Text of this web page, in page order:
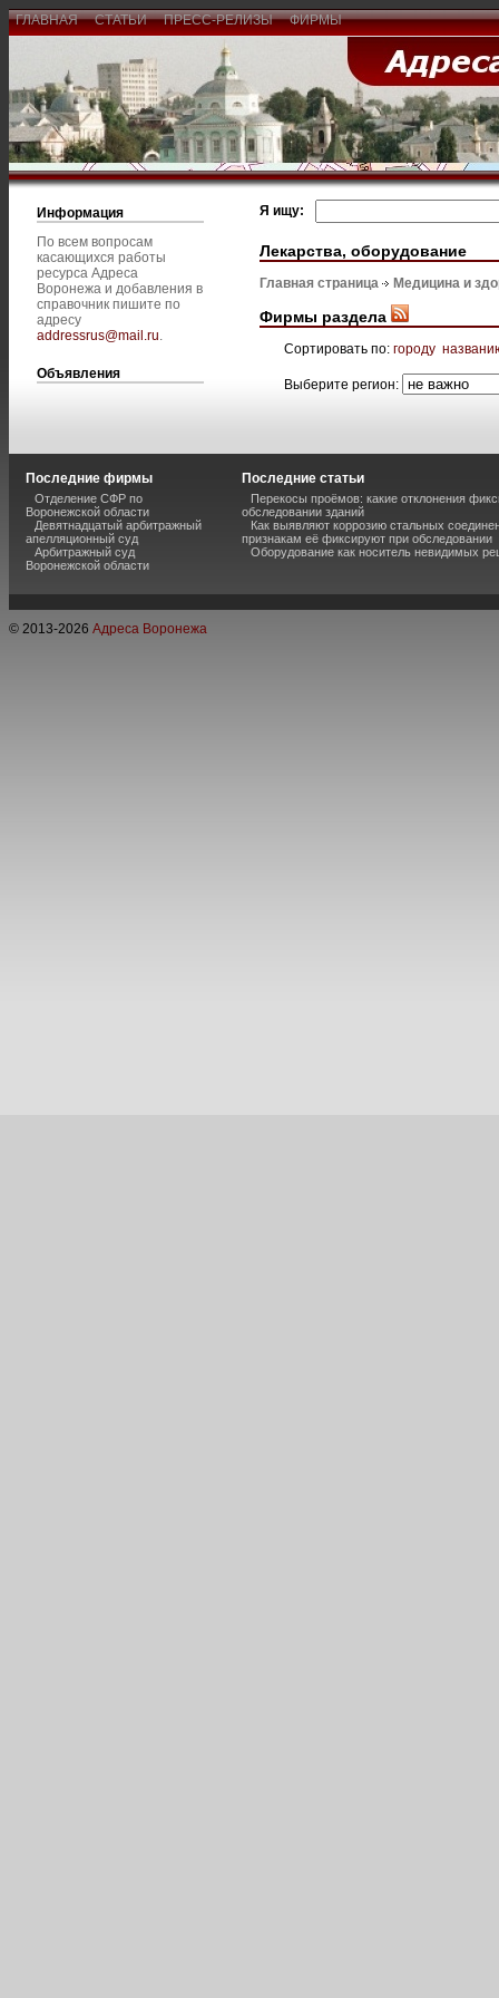
ГЛАВНАЯ СТАТЬИ ПРЕСС-РЕЛИЗЫ ФИРМЫ
Информация
По всем вопросам
касающихся работы
ресурса Адреса
Воронежа и добавления в
справочник пишите по
адресу
addressrus@mail.ru.
Объявления
Я ищу:
Лекарства, оборудование
Главная страница Медицина и
Фирмы раздела
Сортировать по: городу
Выберите регион:
Последние фирмы
Отделение СФР по
Воронежской области
Девятнадцатый арбитражный
апелляционный суд
Арбитражный суд
Воронежской области
Последние статьи
Перекосы проёмов: какие отклонения
обследовании зданий
Как выявляют коррозию стальных
признакам её фиксируют при обследовании
Оборудование как носитель невидимых
© 2013-2026 Адреса Воронежа